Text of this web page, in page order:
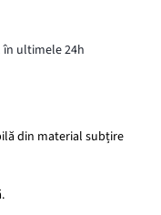
în ultimele 24h
din material subțire